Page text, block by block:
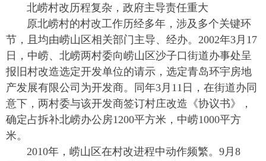
北崂村改历程复杂，政府主导责任重大
原北崂村的村改工作历经多年，涉及多个关键环
节，且均由崂山区相关部门主导、经办。2002年3月17
日，中崂、北崂两村委向崂山区沙子口街道办事处呈
报旧村改造选定开发单位的请示，选定青岛环宇房地
产发展有限公司为开发商。同年3月11日，在街道办同
意下，两村委与该开发商签订村庄改造《协议书》，
确定占拆补北崂办公房1200平方米，中崂1000平方
米。
2010年，崂山区在村改进程中动作频繁。9月8